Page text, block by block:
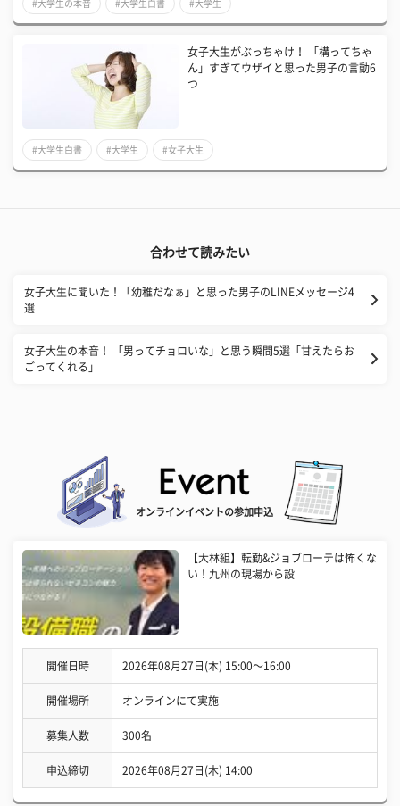
#大学生の本音 #大学生白書 #大学生
女子大生がぶっちゃけ！ 「構ってちゃ
ん」すぎてウザイと思った男子の言動6
つ
#大学生白書 #大学生 #女子大生
合わせて読みたい
女子大生に聞いた！「幼稚だなぁ」と思った男子のLINEメッセージ4
選
女子大生の本音！ 「男ってチョロいな」と思う瞬間5選「甘えたらお
ごってくれる」
オンラインイベントの参加申込
【大林組】転勤&ジョブローテは怖くな
い！九州の現場から設
開催日時 2026年08月27日(木) 15:00〜16:00
開催場所 オンラインにて実施
募集人数 300名
申込締切 2026年08月27日(木) 14:00